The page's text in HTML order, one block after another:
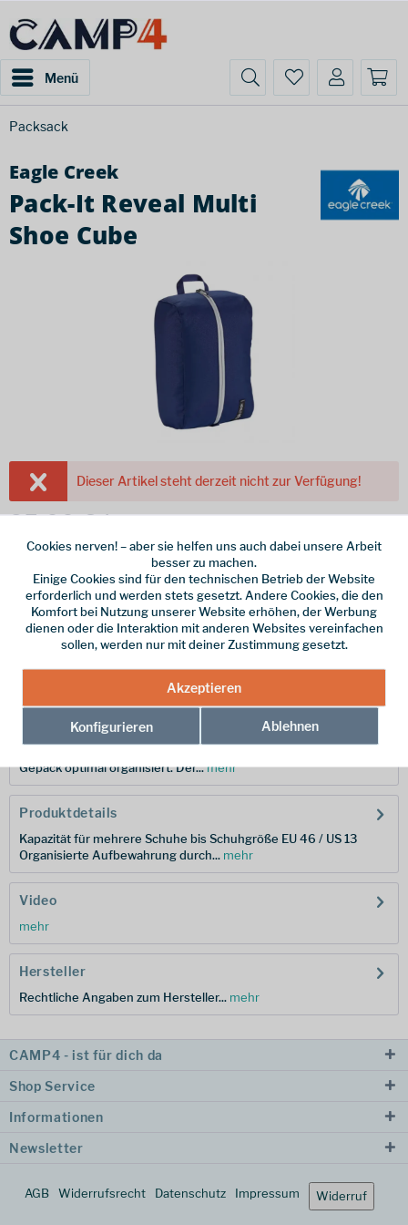
Menü
Packsack
Eagle Creek
Pack-It Reveal Multi
Shoe Cube
Dieser Artikel steht derzeit nicht zur Verfügung!
25,00 € *
inkl. MwSt.zzgl. Versandkosten
Merken
Hersteller-Nr.: EC0A48ZI340
Beschreibung
Gepäck optimal organisiert. Der...mehr
Produktdetails
Kapazität für mehrere Schuhe bis Schuhgröße EU 46 / US 13
Organisierte Aufbewahrung durch... mehr
Video
mehr
Hersteller
Rechtliche Angaben zum Hersteller... mehr
CAMP4 - ist für dich da
Shop Service
Informationen
Newsletter
AGB Widerrufsrecht Datenschutz Impressum Widerruf
Cookies nerven! – aber sie helfen uns auch dabei unsere Arbeit
besser zu machen.
Einige Cookies sind für den technischen Betrieb der Website
erforderlich und werden stets gesetzt. Andere Cookies, die den
Komfort bei Nutzung unserer Website erhöhen, der Werbung
dienen oder die Interaktion mit anderen Websites vereinfachen
sollen, werden nur mit deiner Zustimmung gesetzt.
Akzeptieren
Konfigurieren Ablehnen